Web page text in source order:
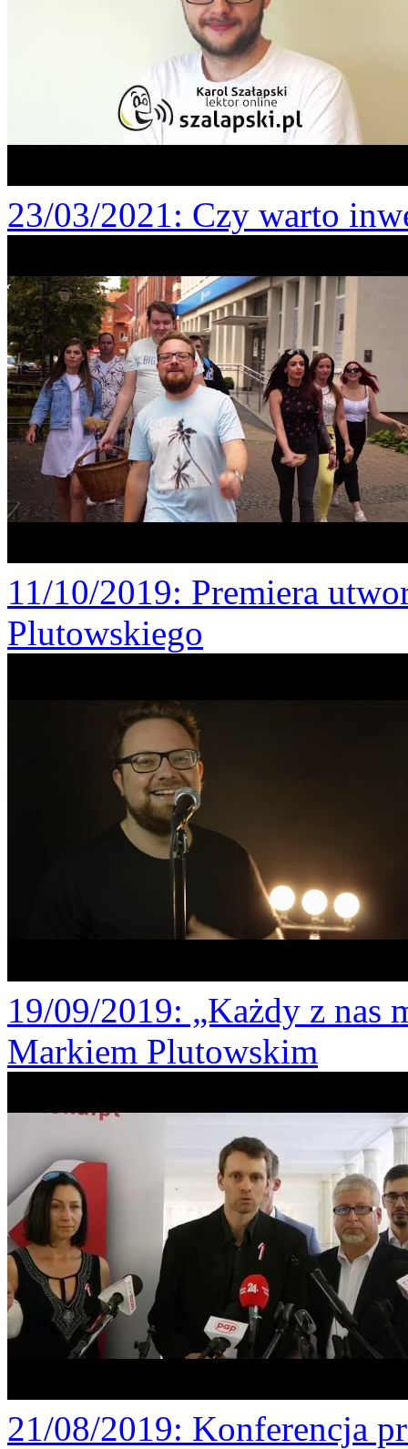
23/03/2021: Czy warto
11/10/2019: Premiera
Plutowskiego
19/09/2019: „Każdy z nas
Markiem Plutowskim
21/08/2019: Konferencja